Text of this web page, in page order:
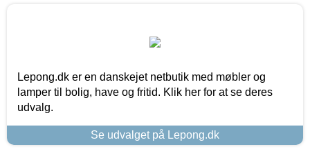
Lepong.dk er en danskejet netbutik med møbler og
lamper til bolig, have og fritid. Klik her for at se deres
udvalg.
Se udvalget på Lepong.dk